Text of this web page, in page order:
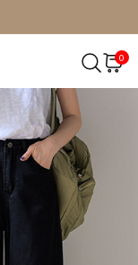
0
상의 팬츠